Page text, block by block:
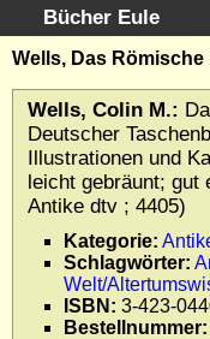
Bücher Eule
Startseite
Erweiterte Suche
Kundenservice
Kontakt
Kategorien
Schlagwörter
Gesamtbestand
Kataloge
Wells, Das Römische
Wells, Colin M.:
Deutscher
Illustrationen und
leicht gebräunt; gut
Antike dtv ; 4405)
Kategorie:
Schlagwörter:
Welt/
ISBN: 3-423-
Bestellnummer: